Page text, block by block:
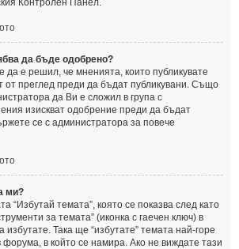
Контролен Панел.
да бъде одобрено?
е решил, че мненията, които публикувате
от преглед преди да бъдат публикувани. Също
да Ви е сложил в група с
изискват одобрение преди да бъдат
се с администратора за повече
ми?
“Избутай темата”, която се показва след като
за темата” (иконка с гаечен ключ) в
избутате. Така ще “избутате” темата най-горе
в който се намира. Ако не виждате тази